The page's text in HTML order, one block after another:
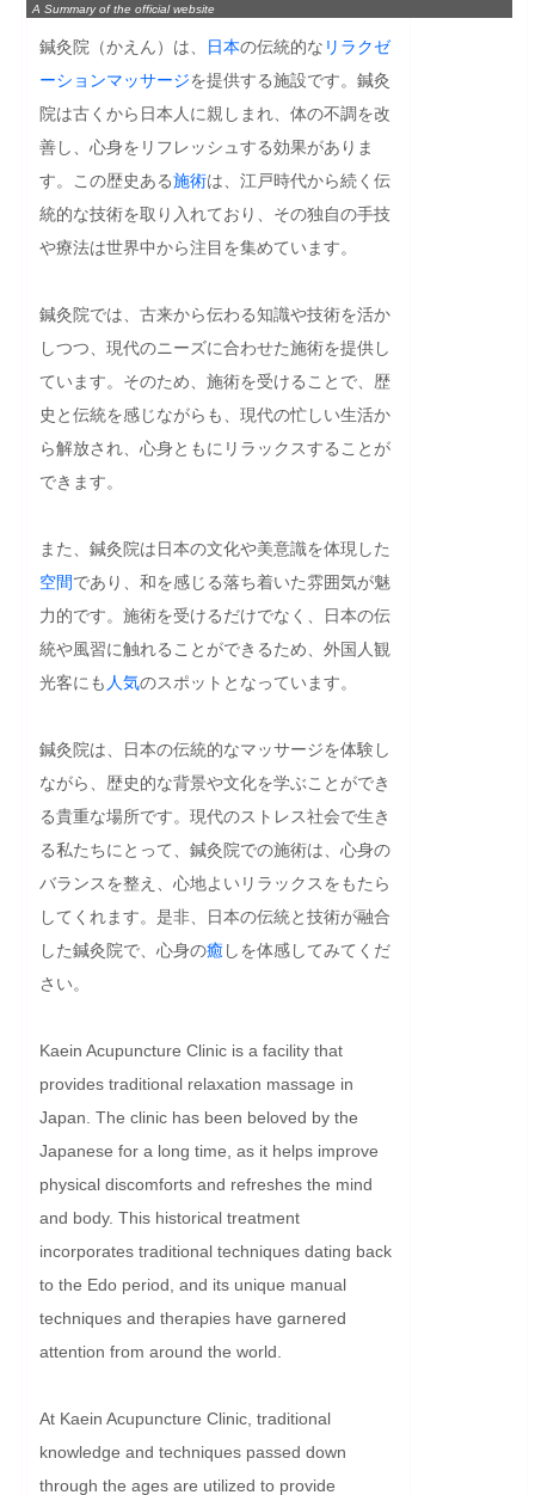
A Summary of the official website
鍼灸院（かえん）は、 日本の伝統的な リラクゼ
ーションマッサージを提供する施設です。鍼灸
院は古くから日本人に親しまれ、体の不調を改
善し、心身をリフレッシュする効果がありま
す。この歴史ある施術は、江戸時代から続く伝
統的な技術を取り入れており、その独自の手技
や療法は世界中から注目を集めています。
鍼灸院では、古来から伝わる知識や技術を活か
しつつ、現代のニーズに合わせた施術を提供し
ています。そのため、施術を受けることで、歴
史と伝統を感じながらも、現代の忙しい生活か
ら解放され、心身ともにリラックスすることが
できます。
また、鍼灸院は日本の文化や美意識を体現した
空間であり、和を感じる落ち着いた雰囲気が魅
力的です。施術を受けるだけでなく、日本の伝
統や風習に触れることができるため、外国人観
光客にも 人気のスポットとなっています。
鍼灸院は、日本の伝統的なマッサージを体験し
ながら、歴史的な背景や文化を学ぶことができ
る貴重な場所です。現代のストレス社会で生き
る私たちにとって、鍼灸院での施術は、心身の
バランスを整え、心地よいリラックスをもたら
してくれます。是非、日本の伝統と技術が融合
した鍼灸院で、心身の癒 しを体感してみてくだ
さい。
Kaein Acupuncture Clinic is a facility that
provides traditional relaxation massage in
Japan. The clinic has been beloved by the
Japanese for a long time, as it helps improve
physical discomforts and refreshes the mind
and body. This historical treatment
incorporates traditional techniques dating back
to the Edo period, and its unique manual
techniques and therapies have garnered
attention from around the world.
At Kaein Acupuncture Clinic, traditional
knowledge and techniques passed down
through the ages are utilized to provide